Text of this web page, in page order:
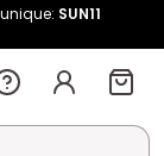
SUN11